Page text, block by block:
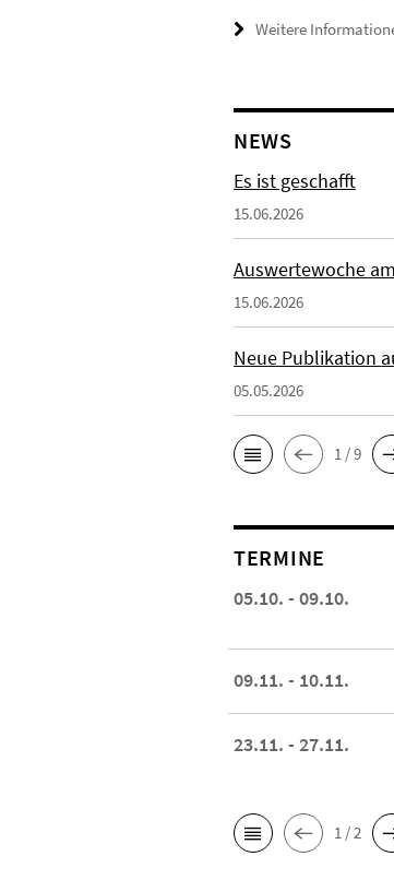
Weitere
NEWS
Es ist geschafft
15.06.2026
Auswertewoche
15.06.2026
Neue Publikation
05.05.2026
1 / 9
TERMINE
05.10. - 09.10.
09.11. - 10.11.
23.11. - 27.11.
1 / 2